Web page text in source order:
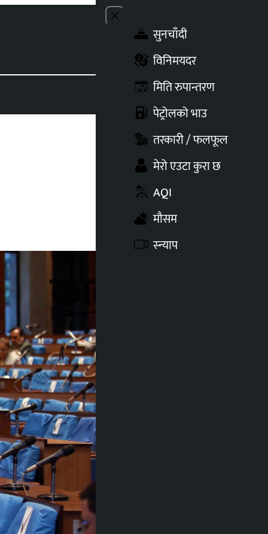
Close menu
सुनचाँदी
विनिमयदर
मिति रुपान्तरण
पेट्रोलको भाउ
तरकारी / फलफूल
मेरो एउटा कुरा छ
AQI
मौसम
स्न्याप